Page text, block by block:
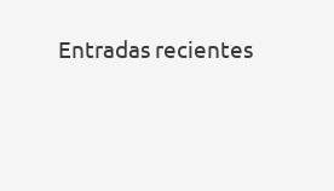
Entradas recientes